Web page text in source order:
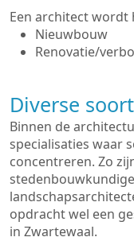
Een architect wordt
Nieuwbouw
Renovatie/
Diverse
Binnen de
specialisaties waar
concentreren. Zo
opdracht wel een
in Zwartewaal.